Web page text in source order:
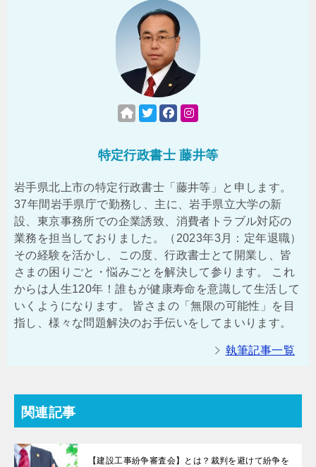
特定行政書士 藤井等
岩手県北上市の特定行政書士「藤井等」と申します。
37年間岩手県庁で勤務し、主に、岩手県立大学の新
設、東京事務所での企業誘致、消費者トラブル対応の
業務を担当しておりました。（2023年3月：定年退職）
その経験を活かし、この度、行政書士とて開業し、皆
さまの困りごと・悩みごとを解決して参ります。 これ
からは人生120年！誰もが健康寿命を意識して生活して
いくようになります。 皆さまの「無限の可能性」を目
指し、様々な問題解決のお手伝いをしてまいります。
執筆記事一覧
関連記事
【建設工事紛争審査会】とは？裁判を避けて紛争を